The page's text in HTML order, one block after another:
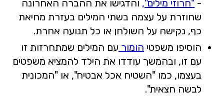
- "חרוזי מילים", והדגישו את ההברה האחרונה
שחוזרת על עצמה בשתי המילים בעזרת מחיאת
כף, נקישה על השולחן או כל תנועה אחרת.
הוסיפו משפטי הומור עם המילים שמתחרזות זו
עם זו, ובהמשך עודדו את הילד להמציא משפטים
בעצמו, כמו "השטיח אכל אבטיח", או "המכונית
לבשה חצאית".